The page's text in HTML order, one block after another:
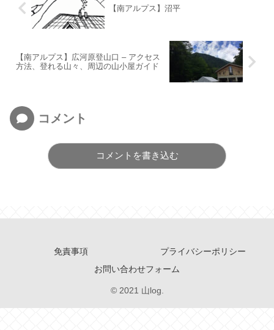
【南アルプス】沼平
【南アルプス】広河原登山口 – アクセス
方法、登れる山々、周辺の山小屋ガイド
コメント
コメントを書き込む
免責事項
プライバシーポリシー
お問い合わせフォーム
© 2021 山log.